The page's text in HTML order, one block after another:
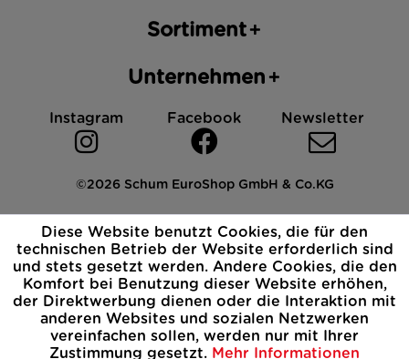
Sortiment
Unternehmen
Instagram Facebook Newsletter
©2026 Schum EuroShop GmbH & Co.KG
Impressum Datenschutz AGB Cookies
Widerrufsbelehrung
Diese Website benutzt Cookies, die für den
technischen Betrieb der Website erforderlich sind
und stets gesetzt werden. Andere Cookies, die den
Komfort bei Benutzung dieser Website erhöhen,
der Direktwerbung dienen oder die Interaktion mit
anderen Websites und sozialen Netzwerken
vereinfachen sollen, werden nur mit Ihrer
Zustimmung gesetzt. Mehr Informationen